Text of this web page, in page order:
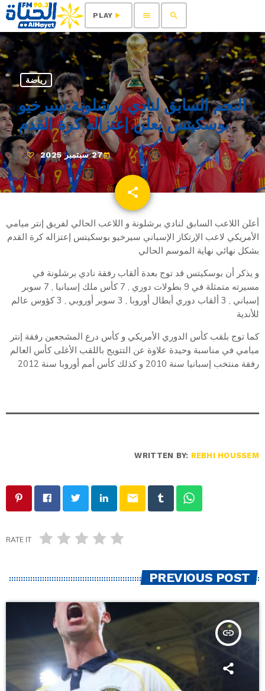
search
menu
play_arrow
PLAY
رياضة
النجم السابق لنادي برشلونة سيرخيو
بوسكيتس يعلن إعتزاله كرة القدم
today27 سبتمبر 2025
share
email
أعلن اللاعب السابق لنادي برشلونة و اللاعب الحالي لفريق إنتر ميامي
الأمريكي لاعب الإرتكاز الإسباني سيرخيو بوسكيتس إعتزاله كرة القدم
بشكل نهائي نهاية الموسم الحالي
و يذكر أن بوسكيتس قد توج بعدة ألقاب رفقة نادي برشلونة في
مسيرته متمثلة في 9 بطولات دوري , 7 كأس ملك إسبانيا , 7 سوبر
إسباني , 3 ألقاب دوري أبطال أوروبا , 3 سوبر أوروبي , 3 كؤوس عالم
للأندية
كما توج بلقب كأس الدوري الأمريكي و كأس درع المشجعين رفقة إنتر
ميامي في مناسبة وحيدة علاوة عن التتويج باللقب الأغلى كأس العالم
رفقة منتخب إسبانيا سنة 2010 و كذلك كأس أمم أوروبا سنة 2012
WRITTEN BY: REBHI HOUSSEM
email
RATE IT
PREVIOUS POST
insert_link